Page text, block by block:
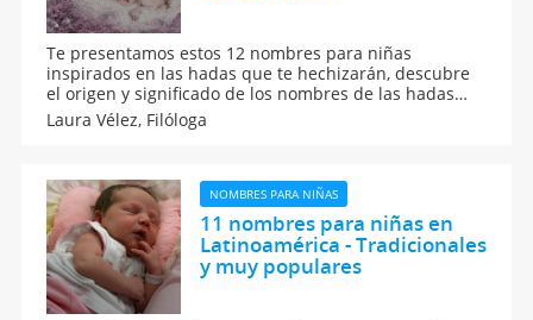
Te presentamos estos 12 nombres para niñas
inspirados en las hadas que te hechizarán, descubre
el origen y significado de los nombres de las hadas
para que los puedas elegir para tu hija. Seguramente
estos apodos serán de tu agrado, tanto que no sabrás
Laura Vélez, Filóloga
NOMBRES PARA NIÑAS
11 nombres para niñas en
Latinoamérica - Tradicionales
y muy populares